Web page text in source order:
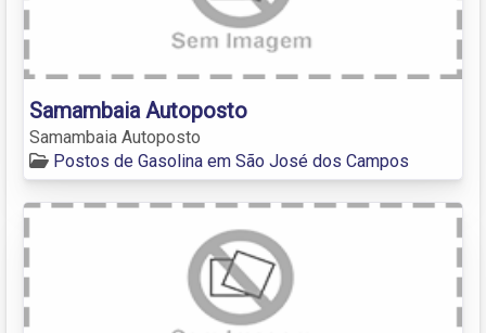
Samambaia Autoposto
Samambaia Autoposto
Postos de Gasolina em São José dos Campos